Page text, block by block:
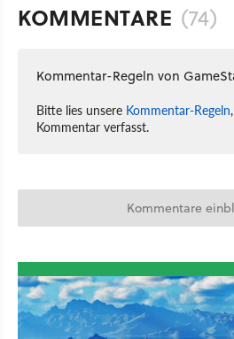
KOMMENTARE (74)
Kommentar-Regeln von
Bitte lies unsere Kommentar-Regeln
Kommentar verfasst.
Kommentare